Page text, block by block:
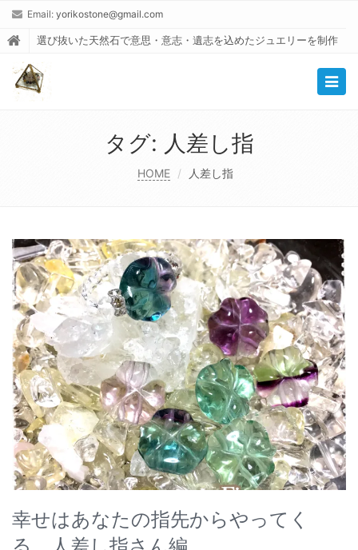
Email: yorikostone@gmail.com
選び抜いた天然石で意思・意志・遺志を込めたジュエリーを制作
タグ: 人差し指
HOME 人差し指
幸せはあなたの指先からやってく
る 人差し指さん編